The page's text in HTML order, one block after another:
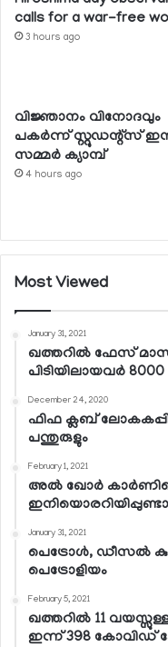
calls for a war-free
3 hours ago
വിജ്ഞാനം വിനോദവും
പകര്‍ന്ന് സ്റ്റുഡന്റ്‌സ്
സമ്മര്‍ ക്യാമ്പ്
4 hours ago
Most Viewed
January 31, 2021
ഖത്തറില്‍ ഫേസ്
പിടിയിലായവര്‍
December 24, 2020
ഫിഫ ക്ലബ്
പന്തുരുളും
February 1, 2021
അല്‍ ഖോര്‍
January 31, 2021
പെട്രോള്‍, ഡീസല്‍
പെട്രോളിയം
February 5, 2021
ഖത്തറില്‍ 11
ഇന്ന് 398